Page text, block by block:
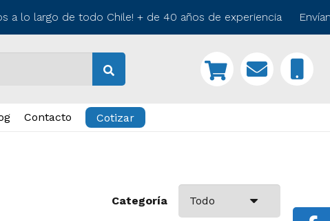
a lo largo de todo Chile! + de 40 años de experiencia
Contacto Cotizar
Categoría